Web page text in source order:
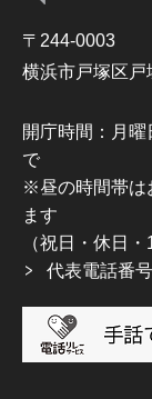
〒244-0003
横浜市戸塚区戸
開庁時間：月
で
※昼の時間帯は
ます
（祝日・休日
代表電話番